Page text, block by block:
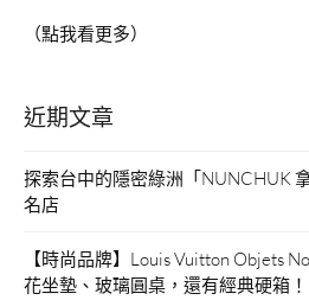
（點我看更多）
近期文章
探索台中的隱密綠洲「NUNCHUK
名店
【時尚品牌】Louis Vuitton Objets
花坐墊、玻璃圓桌，還有經典硬箱